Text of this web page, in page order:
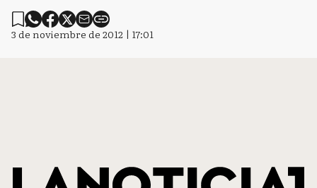
3 de noviembre de 2012 | 17:01